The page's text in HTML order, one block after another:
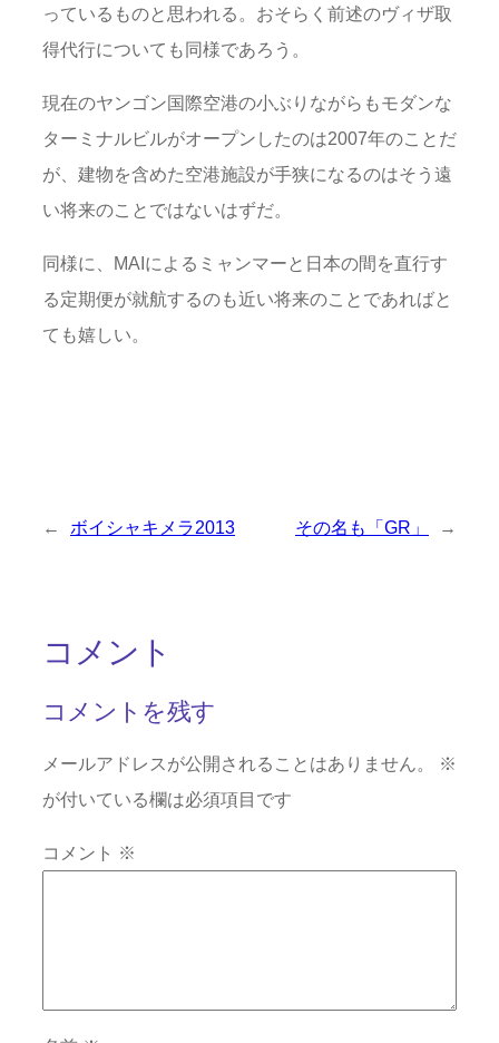
っているものと思われる。おそらく前述のヴィザ取
得代行についても同様であろう。
現在のヤンゴン国際空港の小ぶりながらもモダンな
ターミナルビルがオープンしたのは2007年のことだ
が、建物を含めた空港施設が手狭になるのはそう遠
い将来のことではないはずだ。
同様に、MAIによるミャンマーと日本の間を直行す
る定期便が就航するのも近い将来のことであればと
ても嬉しい。
← ボイシャキメラ2013 その名も「GR」 →
コメント
コメントを残す
メールアドレスが公開されることはありません。
※
が付いている欄は必須項目です
コメント ※